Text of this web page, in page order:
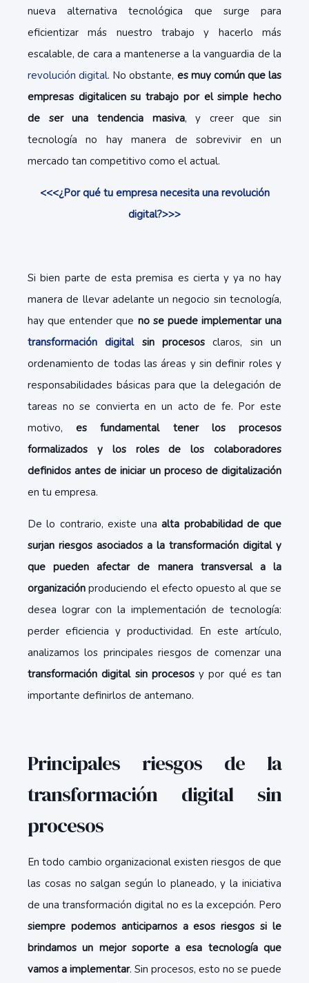
nueva alternativa tecnológica que surge para
eficientizar más nuestro trabajo y hacerlo más
escalable, de cara a mantenerse a la vanguardia de la
revolución digital. No obstante, es muy común que las
empresas digitalicen su trabajo por el simple hecho
de ser una tendencia masiva, y creer que sin
tecnología no hay manera de sobrevivir en un
mercado tan competitivo como el actual.
<<<¿Por qué tu empresa necesita una revolución
digital?>>>
Si bien parte de esta premisa es cierta y ya no hay
manera de llevar adelante un negocio sin tecnología,
hay que entender que no se puede implementar una
transformación digitalsin procesos claros, sin un
ordenamiento de todas las áreas y sin definir roles y
responsabilidades básicas para que la delegación de
tareas no se convierta en un acto de fe. Por este
motivo,es fundamental tener los procesos
formalizados y los roles de los colaboradores
definidos antes de iniciar un proceso de digitalización
en tu empresa.
De lo contrario, existe unaalta probabilidad de que
surjan riesgos asociados a la transformación digital y
que pueden afectar de manera transversal a la
organización produciendo el efecto opuesto al que se
desea lograr con la implementación de tecnología:
perder eficiencia y productividad. En este artículo,
analizamos los principales riesgos de comenzar una
transformación digital sin procesos y por qué es tan
importante definirlos de antemano.
Principales riesgos de la
transformación digital sin
procesos
En todo cambio organizacional existen riesgos de que
las cosas no salgan según lo planeado, y la iniciativa
de una transformación digital no es la excepción. Pero
siempre podemos anticiparnos a esos riesgos si le
brindamos un mejor soporte a esa tecnología que
vamos a implementar. Sin procesos, esto no se puede